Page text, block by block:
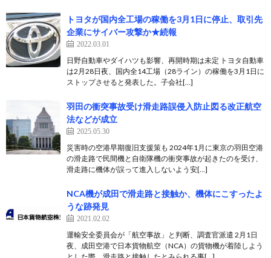
トヨタが国内全工場の稼働を3月1日に停止、取引先
企業にサイバー攻撃か★続報
2022.03.01
日野自動車やダイハツも影響、再開時期は未定 トヨタ自動車
は2月28日夜、国内全14工場（28ライン）の稼働を3月1日に
ストップさせると発表した。子会社[…]
羽田の衝突事故受け滑走路誤侵入防止図る改正航空
法などが成立
2025.05.30
災害時の空港早期復旧支援策も 2024年1月に東京の羽田空港
の滑走路で民間機と自衛隊機の衝突事故が起きたのを受け、
滑走路に機体が誤って進入しないよう安[…]
NCA機が成田で滑走路と接触か、機体にこすったよ
うな跡発見
2021.02.02
運輸安全委員会が「航空事故」と判断、調査官派遣 2月1日
夜、成田空港で日本貨物航空（NCA）の貨物機が着陸しよう